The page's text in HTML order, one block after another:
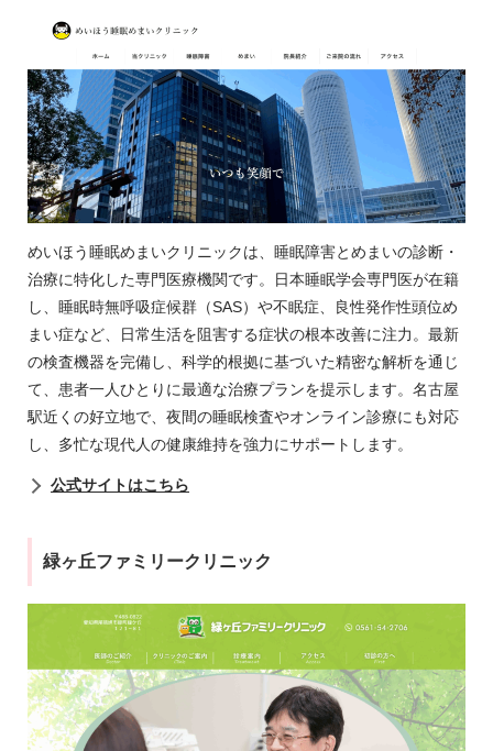
めいほう睡眠めまいクリニックは、睡眠障害とめまいの診断・
治療に特化した専門医療機関です。日本睡眠学会専門医が在籍
し、睡眠時無呼吸症候群（SAS）や不眠症、良性発作性頭位め
まい症など、日常生活を阻害する症状の根本改善に注力。最新
の検査機器を完備し、科学的根拠に基づいた精密な解析を通じ
て、患者一人ひとりに最適な治療プランを提示します。名古屋
駅近くの好立地で、夜間の睡眠検査やオンライン診療にも対応
し、多忙な現代人の健康維持を強力にサポートします。
公式サイトはこちら
緑ヶ丘ファミリークリニック